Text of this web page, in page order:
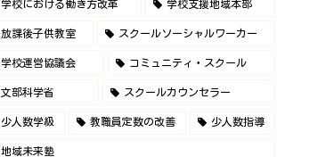
学校における働き方改革 学校支援地域本部
放課後子供教室 スクールソーシャルワーカー
学校運営協議会 コミュニティ・スクール
文部科学省 スクールカウンセラー
少人数学級 教職員定数の改善 少人数指導
地域未来塾